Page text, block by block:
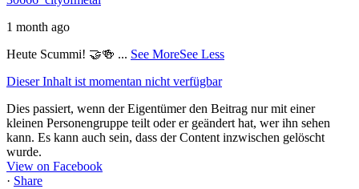
1 month ago
Heute Scummi! 🤝🍻 ... See MoreSee Less
Dieser Inhalt ist momentan nicht verfügbar
Dies passiert, wenn der Eigentümer den Beitrag nur mit einer
kleinen Personengruppe teilt oder er geändert hat, wer ihn sehen
kann. Es kann auch sein, dass der Content inzwischen gelöscht
wurde.
View on Facebook
· Share